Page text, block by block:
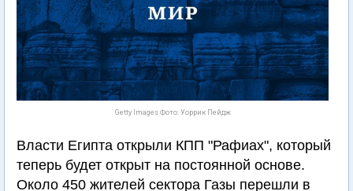
Getty Images Фото: Уоррик Пейдж
Власти Египта открыли КПП "Рафиах", который
теперь будет открыт на постоянной основе.
Около 450 жителей сектора Газы перешли в